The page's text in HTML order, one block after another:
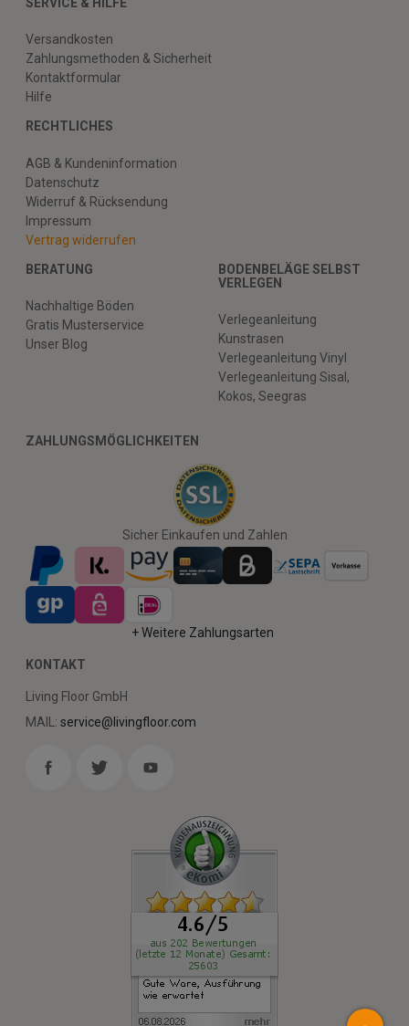
Versandkosten
Zahlungsmethoden & Sicherheit
Kontaktformular
Hilfe
RECHTLICHES
AGB & Kundeninformation
Datenschutz
Widerruf & Rücksendung
Impressum
Vertrag widerrufen
BERATUNG
Nachhaltige Böden
Gratis Musterservice
Unser Blog
BODENBELÄGE SELBST
VERLEGEN
Verlegeanleitung
Kunstrasen
Verlegeanleitung Vinyl
Verlegeanleitung Sisal,
Kokos, Seegras
ZAHLUNGSMÖGLICHKEITEN
Sicher Einkaufen und Zahlen
+ Weitere Zahlungsarten
KONTAKT
Living Floor GmbH
MAIL: service@livingfloor.com